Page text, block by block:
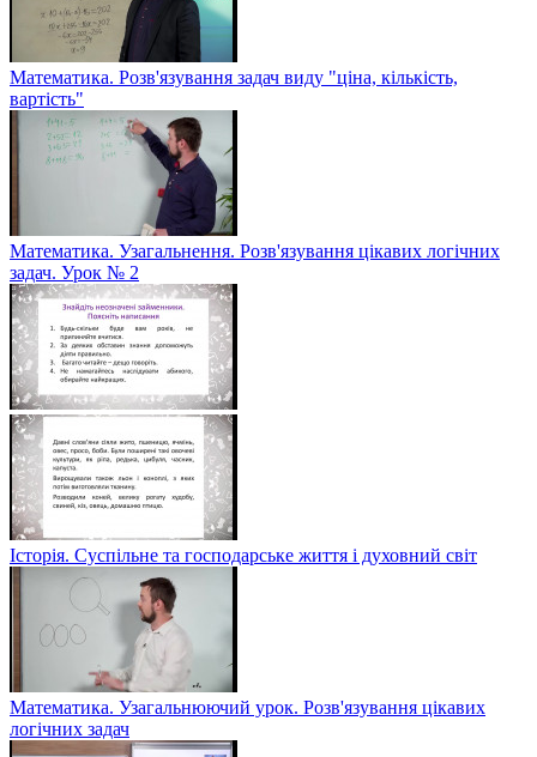
Математика. Розв'язування задач виду "ціна, кількість,
вартість"
Математика. Узагальнення. Розв'язування цікавих логічних
задач. Урок № 2
Історія. Суспільне та господарське життя і духовний світ
Математика. Узагальнюючий урок. Розв'язування цікавих
логічних задач